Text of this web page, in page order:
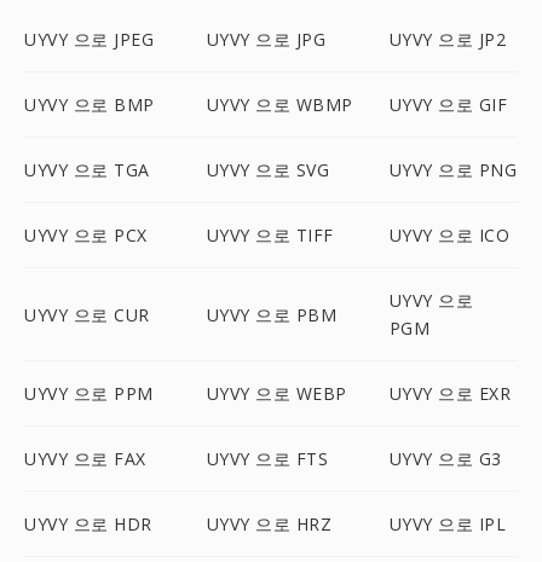
UYVY 으로 JPEG UYVY 으로 JPG UYVY 으로 JP2
UYVY 으로 BMP UYVY 으로 WBMP UYVY 으로 GIF
UYVY 으로 TGA UYVY 으로 SVG UYVY 으로 PNG
UYVY 으로 PCX UYVY 으로 TIFF UYVY 으로 ICO
UYVY 으로 CUR UYVY 으로 PBM
UYVY 으로
PGM
UYVY 으로 PPM UYVY 으로 WEBP UYVY 으로 EXR
UYVY 으로 FAX UYVY 으로 FTS UYVY 으로 G3
UYVY 으로 HDR UYVY 으로 HRZ UYVY 으로 IPL